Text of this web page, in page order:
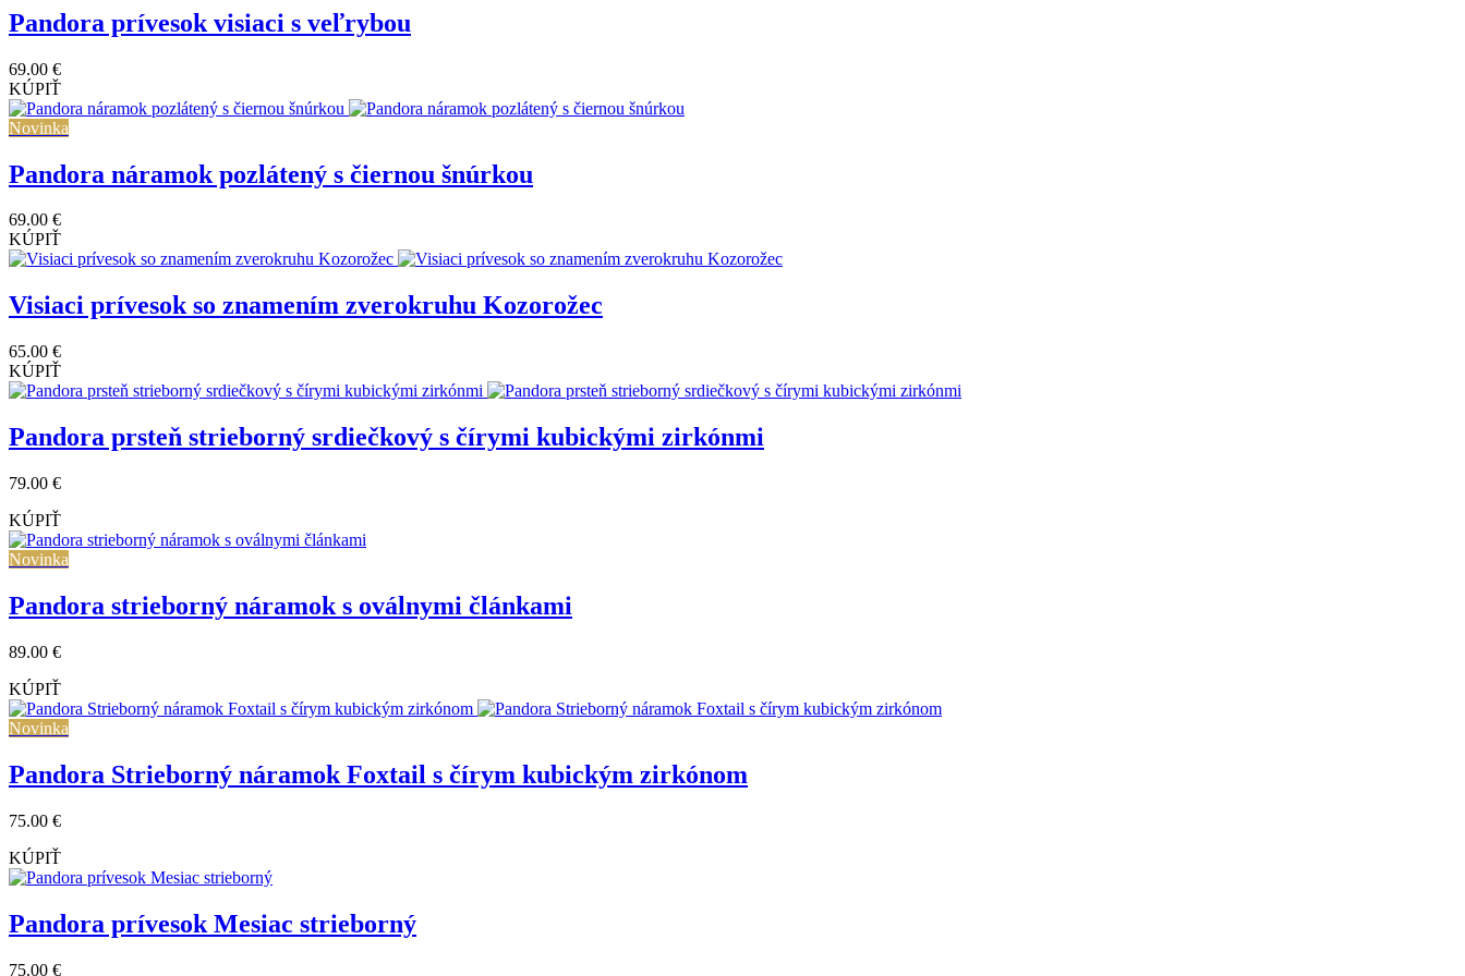
Pandora prívesok visiaci s veľrybou
69.00 €
KÚPIŤ
Novinka
Pandora náramok pozlátený s čiernou šnúrkou
69.00 €
KÚPIŤ
Visiaci prívesok so znamením zverokruhu Kozorožec
65.00 €
KÚPIŤ
Pandora prsteň strieborný srdiečkový s čírymi kubickými zirkónmi
79.00 €
KÚPIŤ
Novinka
Pandora strieborný náramok s oválnymi článkami
89.00 €
KÚPIŤ
Novinka
Pandora Strieborný náramok Foxtail s čírym kubickým zirkónom
75.00 €
KÚPIŤ
Pandora prívesok Mesiac strieborný
75.00 €